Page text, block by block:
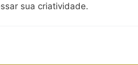
sua criatividade.